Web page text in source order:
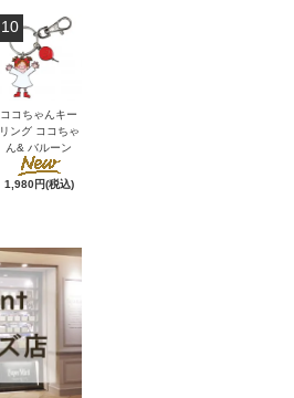
10
ココちゃんキー
リング ココちゃ
ん& バルーン
1,980円(税込)